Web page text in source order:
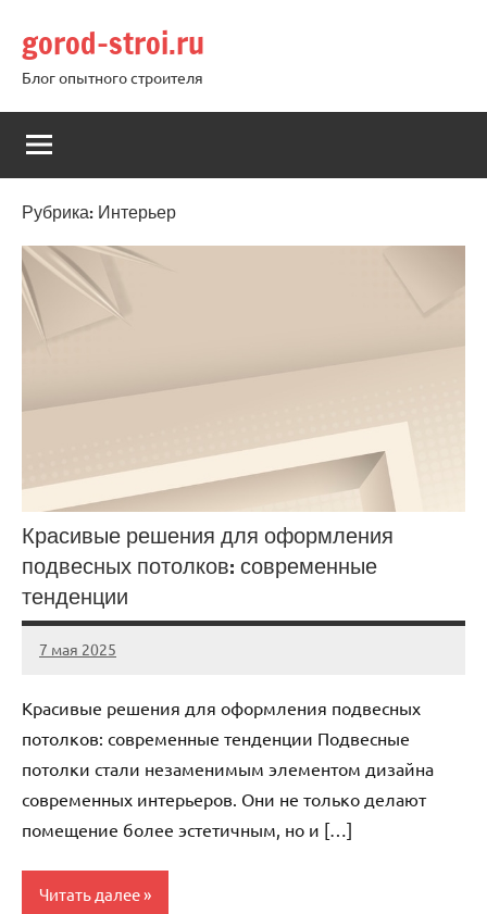
содержимому
gorod-stroi.ru
Блог опытного строителя
Рубрика: Интерьер
Красивые решения для оформления
подвесных потолков: современные
тенденции
7 мая 2025
gorod_stroi_
Нет
Красивые решения для оформления подвесных
потолков: современные тенденции Подвесные
потолки стали незаменимым элементом дизайна
современных интерьеров. Они не только делают
помещение более эстетичным, но и […]
Читать далее